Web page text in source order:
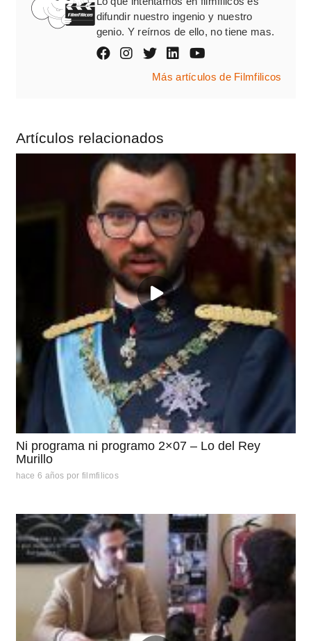
difundir nuestro ingenio y nuestro
genio. Y reírnos de ello, no tiene mas.
Más artículos de Filmfilicos
Artículos relacionados
Ni programa ni programo 2×07 – Lo del Rey
Murillo
hace 6 años por filmfilicos